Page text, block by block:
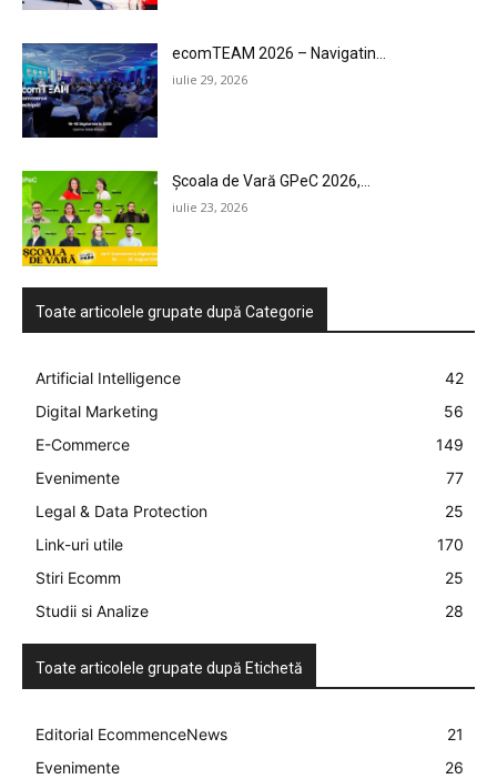
CONTACT
ecomTEAM 2026 – Navigatin...
iulie 29, 2026
Școala de Vară GPeC 2026,...
iulie 23, 2026
Toate articolele grupate după Categorie
Artificial Intelligence
42
Digital Marketing
56
E-Commerce
149
Evenimente
77
Legal & Data Protection
25
Link-uri utile
170
Stiri Ecomm
25
Studii si Analize
28
Toate articolele grupate după Etichetă
Editorial EcommenceNews
21
Evenimente
26